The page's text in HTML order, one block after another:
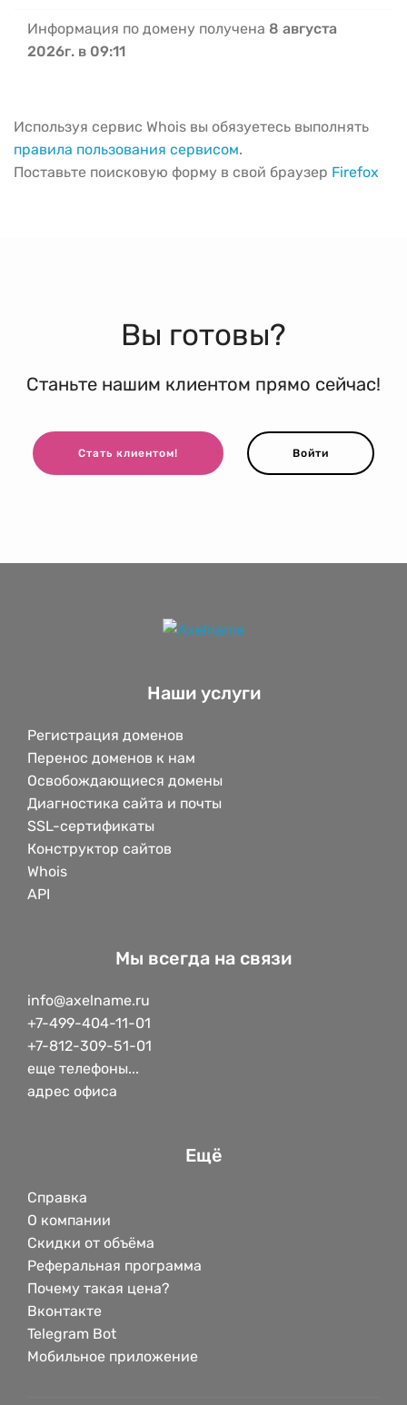
Информация по домену получена 8 августа
2026г. в 09:11
Используя сервис Whois вы обязуетесь выполнять
правила пользования сервисом.
Поставьте поисковую форму в свой браузер Firefox
Вы готовы?
Станьте нашим клиентом прямо сейчас!
Стать клиентом! Войти
Наши услуги
Регистрация доменов
Перенос доменов к нам
Освобождающиеся домены
Диагностика сайта и почты
SSL-сертификаты
Конструктор сайтов
Whois
API
Мы всегда на связи
info@axelname.ru
+7-499-404-11-01
+7-812-309-51-01
еще телефоны...
адрес офиса
Ещё
Справка
О компании
Скидки от объёма
Реферальная программа
Почему такая цена?
Вконтакте
Telegram Bot
Мобильное приложение